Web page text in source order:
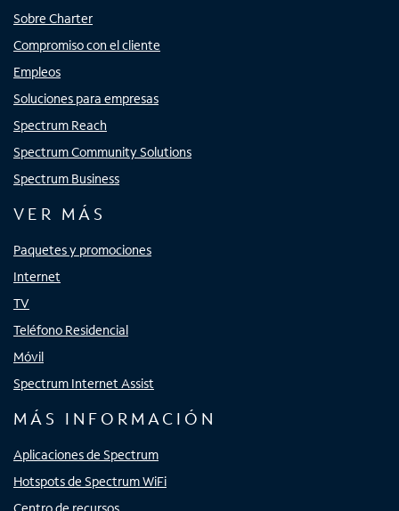
Sobre Charter
Compromiso con el cliente
Empleos
Soluciones para empresas
Spectrum Reach
Spectrum Community Solutions
Spectrum Business
VER MÁS
Paquetes y promociones
Internet
TV
Teléfono Residencial
Móvil
Spectrum Internet Assist
MÁS INFORMACIÓN
Aplicaciones de Spectrum
Hotspots de Spectrum WiFi